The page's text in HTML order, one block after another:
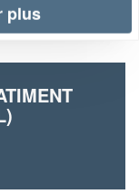
plus